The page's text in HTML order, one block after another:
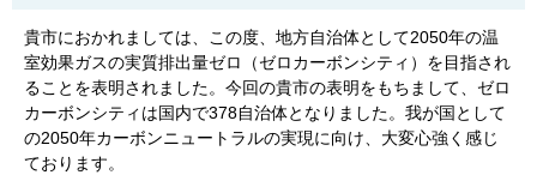
貴市におかれましては、この度、地方自治体として2050年の温
室効果ガスの実質排出量ゼロ（ゼロカーボンシティ）を目指され
ることを表明されました。今回の貴市の表明をもちまして、ゼロ
カーボンシティは国内で378自治体となりました。我が国として
の2050年カーボンニュートラルの実現に向け、大変心強く感じ
ております。